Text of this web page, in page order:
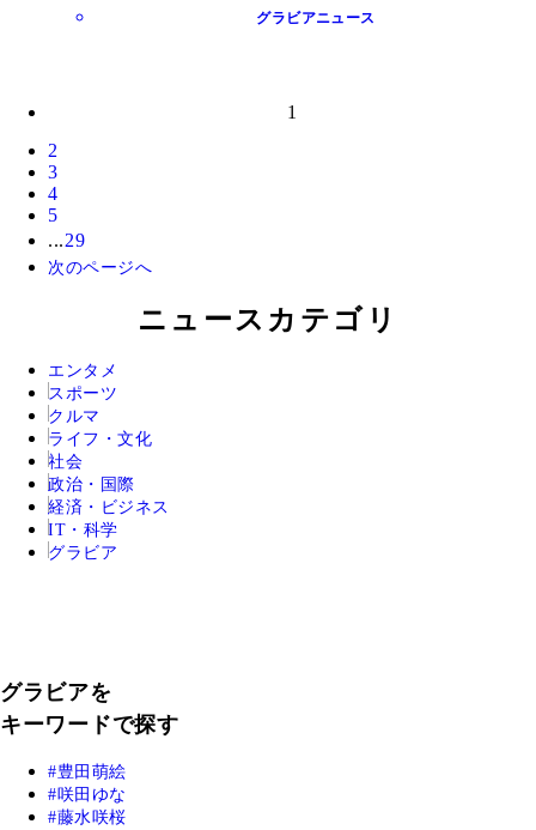
グラビアニュース
1
2
3
4
5
...29
次のページへ
ニュースカテゴリ
エンタメ
スポーツ
クルマ
ライフ・文化
社会
政治・国際
経済・ビジネス
IT・科学
グラビア
グラビアを
キーワードで探す
豊田萌絵
咲田ゆな
藤水咲桜